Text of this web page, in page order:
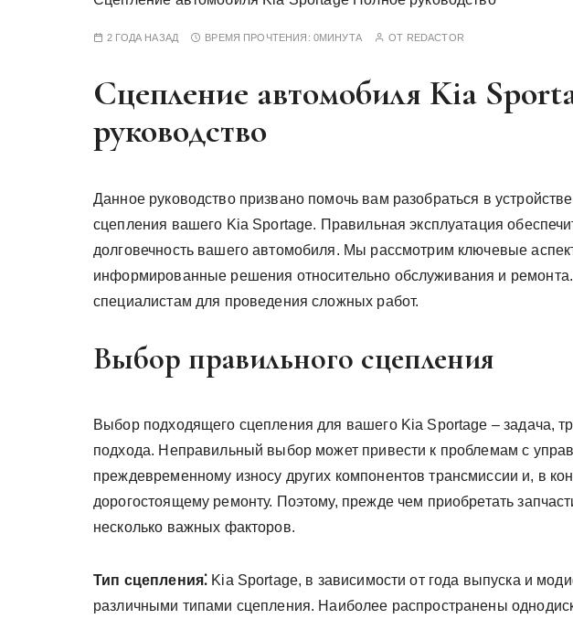
2 ГОДА НАЗАД ВРЕМЯ ПРОЧТЕНИЯ: 0МИНУТА ОТ REDACTOR
Сцепление автомобиля Kia
руководство
Данное руководство призвано помочь вам разобраться в
сцепления вашего Kia Sportage. Правильная эксплуатация
долговечность вашего автомобиля. Мы рассмотрим ключевые
информированные решения относительно обслуживания и
специалистам для проведения сложных работ.
Выбор правильного сцепления
Выбор подходящего сцепления для вашего Kia Sportage – задача,
подхода. Неправильный выбор может привести к проблемам с
преждевременному износу других компонентов трансмиссии и, в
дорогостоящему ремонту. Поэтому, прежде чем приобретать
несколько важных факторов.
Тип сцепления⁚ Kia Sportage, в зависимости от года выпуска и
различными типами сцепления. Наиболее распространены